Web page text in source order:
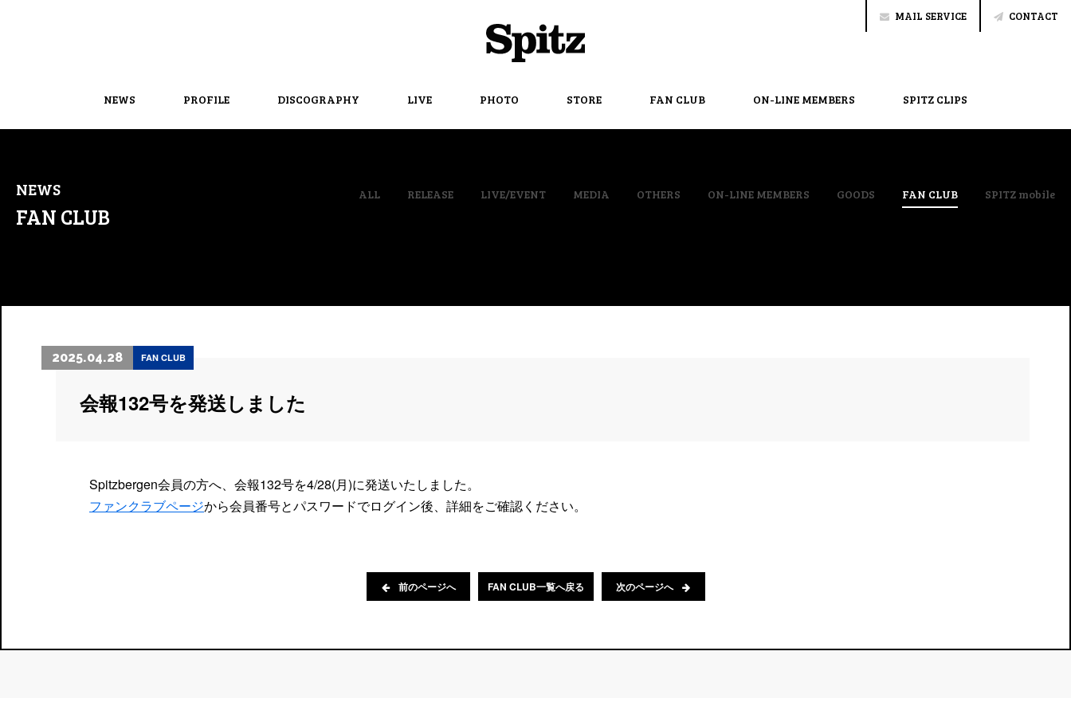
NEWS PROFILE DISCOGRAPHY LIVE PHOTO STORE FAN CLUB ON-LINE MEMBERS SPITZ CLIPS
MAIL SERVICE CONTACT
NEWS
FAN CLUB
ALL RELEASE LIVE/EVENT MEDIA OTHERS ON-LINE MEMBERS GOODS FAN CLUB SPITZ mobile
2025.04.28 FAN CLUB
会報132号を発送しました
Spitzbergen会員の方へ、会報132号を4/28(月)に発送いたしました。
ファンクラブページから会員番号とパスワードでログイン後、詳細をご確認ください。
前のページへ FAN CLUB一覧へ戻る 次のページへ